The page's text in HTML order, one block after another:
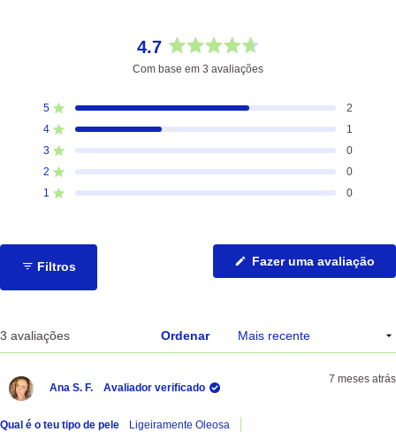
4.7
Avaliado
com
de
5
estrelas
Com base em 3 avaliações
5 Avaliado com de 5 estrelas 2
Total
de
avaliações
de
4 Avaliado com de 5 estrelas 1
Total
de
avaliações
de
3 Avaliado com de 5 estrelas 0
Total
de
avaliações
de
2 Avaliado com de 5 estrelas 0
Total
de
avaliações
de
1 Avaliado com de 5 estrelas 0
Total
de
avaliações
de
Filtros Fazer uma avaliação
3 avaliações Ordenar
Ana S. F. Avaliador verificado
7 meses atrás
Qual é o teu tipo de pele
Ligeiramente Oleosa
A carregar...